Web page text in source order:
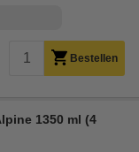
Bestellen
1350 ml (4